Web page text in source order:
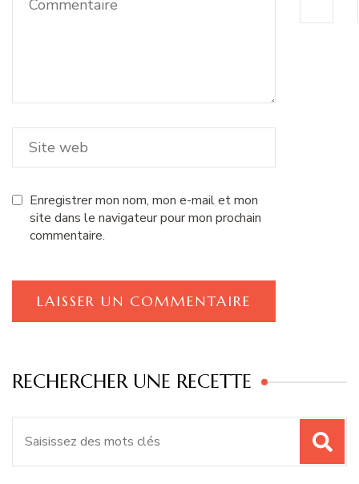
Enregistrer mon nom, mon e-mail et mon
site dans le navigateur pour mon prochain
commentaire.
RECHERCHER UNE RECETTE